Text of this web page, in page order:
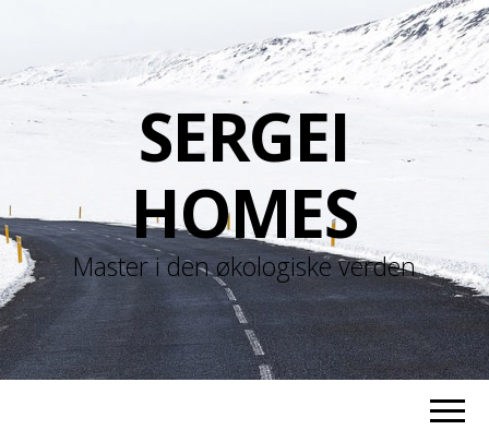
SERGEI
HOMES
Master i den økologiske verden